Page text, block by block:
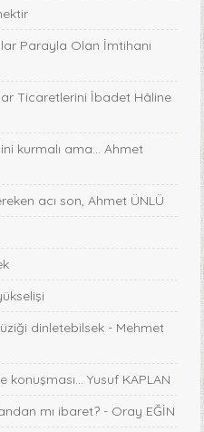
Parayla Olan İmtihanı
Ticaretlerini İbadet Hâline
kurmalı ama… Ahmet
acı son, Ahmet ÜNLÜ
dinletebilsek - Mehmet
konuşması... Yusuf KAPLAN
mı ibaret? - Oray EĞİN